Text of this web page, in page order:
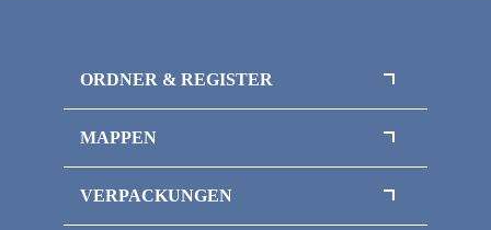
Das sind wir
Impressum
ORDNER & REGISTER
Register / Trennblätter
MAPPEN
Flipchart-Mappen
VERPACKUNGEN